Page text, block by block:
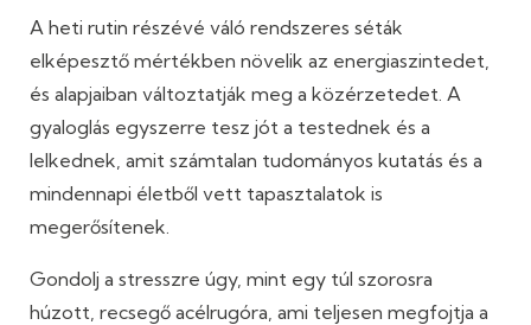
A heti rutin részévé váló rendszeres séták
elképesztő mértékben növelik az energiaszintedet,
és alapjaiban változtatják meg a közérzetedet. A
gyaloglás egyszerre tesz jót a testednek és a
lelkednek, amit számtalan tudományos kutatás és a
mindennapi életből vett tapasztalatok is
megerősítenek.
Gondolj a stresszre úgy, mint egy túl szorosra
húzott, recsegő acélrugóra, ami teljesen megfojtja a